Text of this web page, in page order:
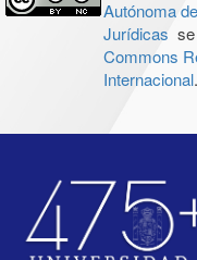
Autónoma
Jurídicas
Commons
Internacional.